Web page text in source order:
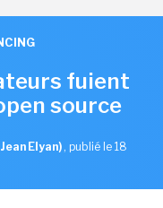
fuient
source
Elyan) , publié le 18